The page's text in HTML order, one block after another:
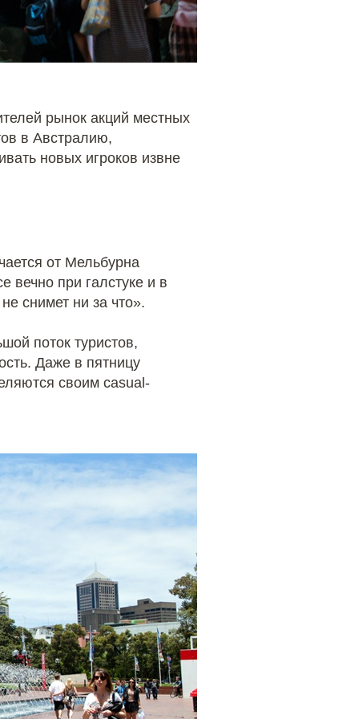
рынок акций местных
в Австралию,
новых игроков извне
от Мельбурна
вечно при галстуке и в
снимет ни за что».
поток туристов,
Даже в пятницу
своим casual-